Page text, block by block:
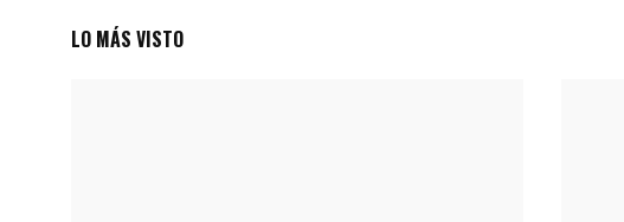
LO MÁS VISTO